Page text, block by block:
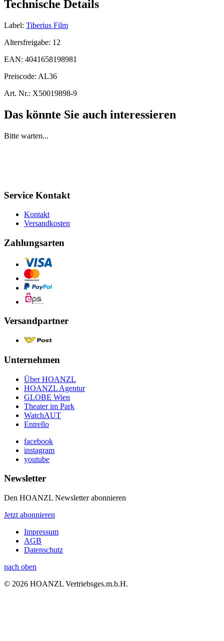
Technische Details
Label: Tiberius Film
Altersfreigabe: 12
EAN: 4041658198981
Preiscode: AL36
Art. Nr.: X50019898-9
Das könnte Sie auch interessieren
Bitte warten...
Service Kontakt
Kontakt
Versandkosten
Zahlungsarten
Versandpartner
Unternehmen
Über HOANZL
HOANZL Agentur
GLOBE Wien
Theater im Park
WatchAUT
Entrello
facebook
instagram
youtube
Newsletter
Den HOANZL Newsletter abonnieren
Jetzt abonnieren
Impressum
AGB
Datenschutz
nach oben
© 2026 HOANZL Vertriebsges.m.b.H.